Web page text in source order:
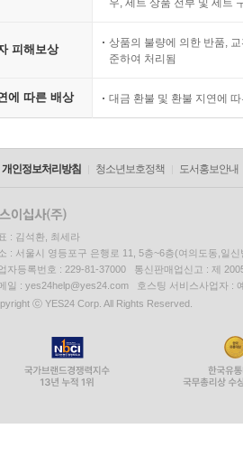
우, 세트 상품 전부 및 세트
피해보상
상품의 불량에 의한 반품,
준하여 처리됨
에 따른 배상 대금 환불 및 환불 지연에
개인정보처리방침 청소년보호정책 도서홍보안내
: 김석환, 최세라
: 서울시 영등포구 은행로 11, 5층~6층(여의도동,일신
자등록번호 : 229-81-37000 통신판매업신고 : 제
일 : yes24help@yes24.com 호스팅 서비스사업자 :
ⓒ YES24 Corp. All Rights Reserved.